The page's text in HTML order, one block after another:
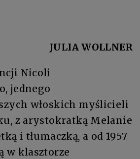
JULIA WOLLNER
Nicoli
jednego
włoskich myślicieli
z arystokratką Melanie
i tłumaczką, a od 1957
w klasztorze